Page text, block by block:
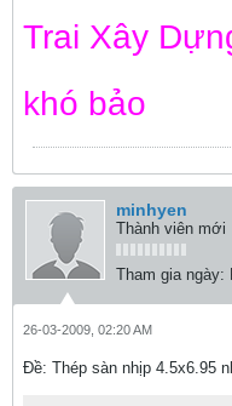
Trai Xây
khó bảo
minhyen
Thành viên mới
Tham gia ngày:
26-03-2009, 02:20 AM
Ðề: Thép sàn nhịp 4.5x6.95